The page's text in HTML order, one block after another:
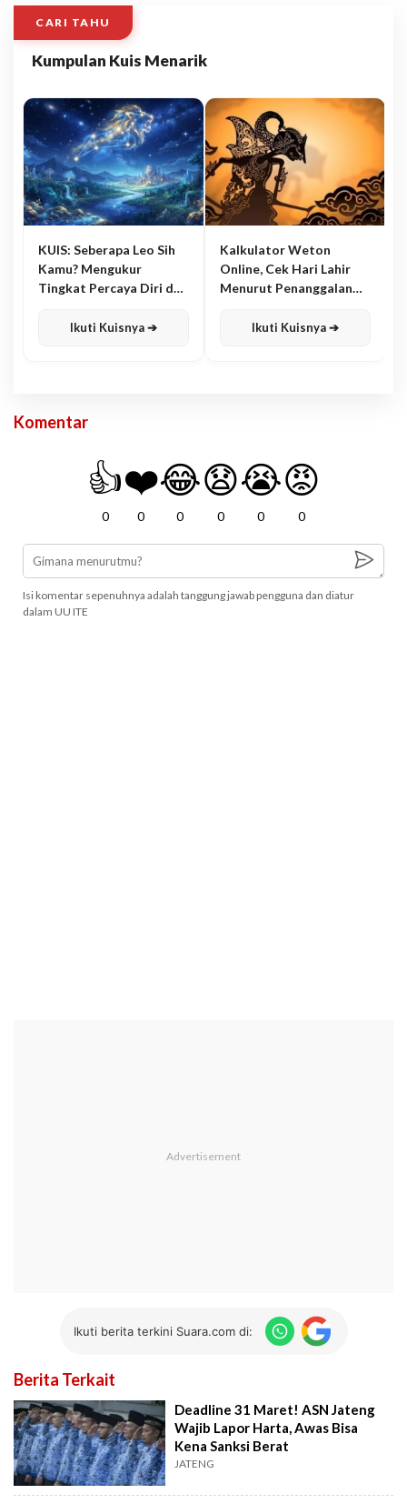
CARI TAHU
Kumpulan Kuis Menarik
KUIS: Seberapa Leo Sih
Kamu? Mengukur
Tingkat Percaya Diri dan
Ikuti Kuisnya ➔
Kalkulator Weton
Online, Cek Hari Lahir
Menurut Penanggalan
Ikuti Kuisnya ➔
Komentar
👍
0
❤️
0
😂
0
😧
0
😭
0
😡
0
Isi komentar sepenuhnya adalah tanggung jawab pengguna dan diatur
dalam UU ITE
Ikuti berita terkini Suara.com di:
Berita Terkait
Deadline 31 Maret! ASN Jateng
Wajib Lapor Harta, Awas Bisa
Kena Sanksi Berat
JATENG